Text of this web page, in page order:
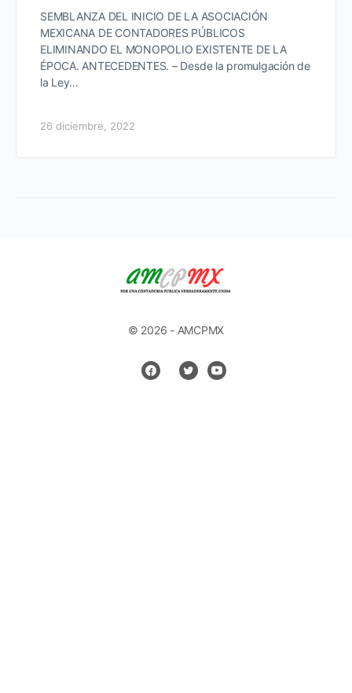
SEMBLANZA DEL INICIO DE LA ASOCIACIÓN
MEXICANA DE CONTADORES PÚBLICOS
ELIMINANDO EL MONOPOLIO EXISTENTE DE LA
ÉPOCA. ANTECEDENTES. – Desde la promulgación de
la Ley…
26 diciembre, 2022
© 2026 - AMCPMX